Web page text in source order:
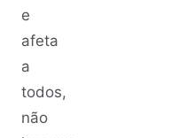
e
afeta
a
todos,
não